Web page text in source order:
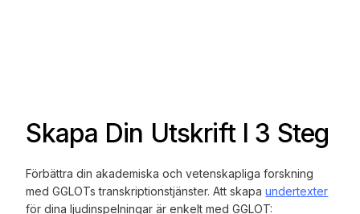
Skapa Din Utskrift I 3 Steg
Förbättra din akademiska och vetenskapliga forskning
med GGLOTs transkriptionstjänster. Att skapaundertexter
för dina ljudinspelningar är enkelt med GGLOT: